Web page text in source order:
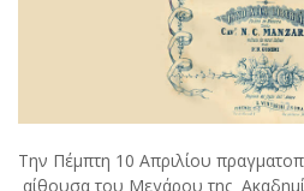
Την Πέμπτη 10 Απριλίου
αίθουσα του Μεγάρου της